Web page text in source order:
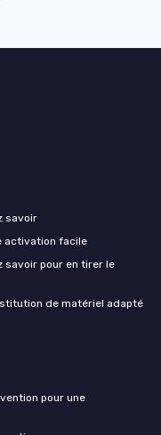
savoir
activation facile
savoir pour en tirer le
de matériel adapté
pour une